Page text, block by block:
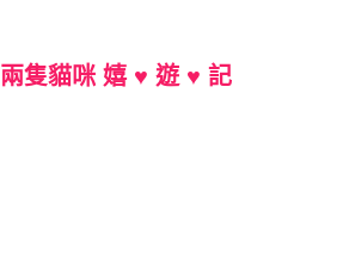
兩隻貓咪 嬉 ♥ 遊 ♥ 記